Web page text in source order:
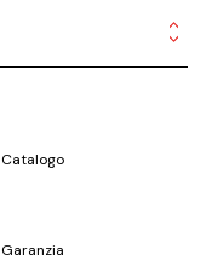
Catalogo
Garanzia